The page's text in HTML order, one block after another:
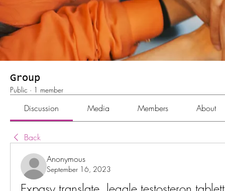
Group
Public · 1 member
Discussion Media Members About
Back
Anonymous
September 16, 2023